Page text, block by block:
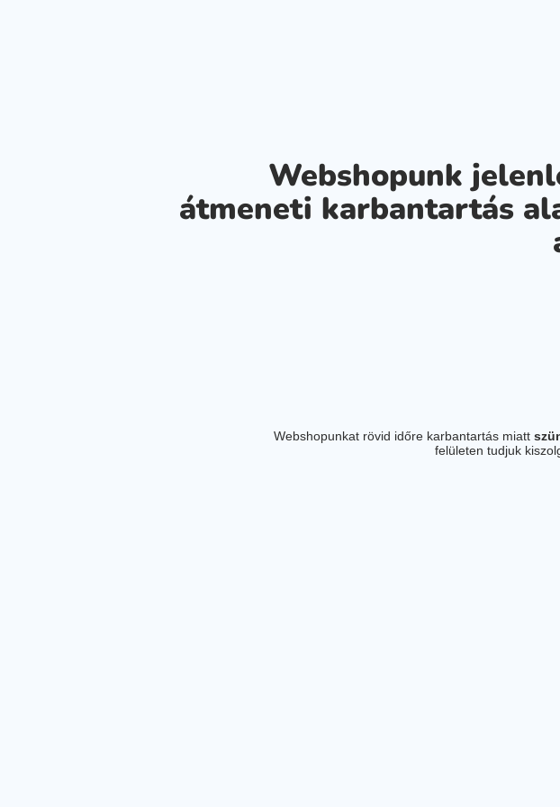
Webshopunk
átmeneti karbantartás
Webshopunkat rövid időre karbantartás miatt
felületen tudjuk